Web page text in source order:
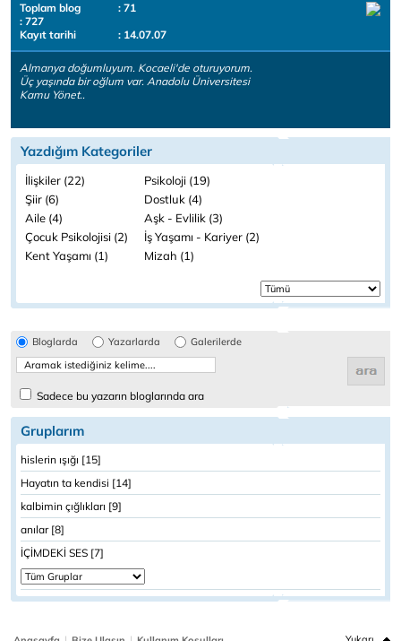
Toplam blog
: 71
: 727
Kayıt tarihi
: 14.07.07
Almanya doğumluyum. Kocaeli'de oturuyorum.
Üç yaşında bir oğlum var. Anadolu Üniversitesi
Kamu Yönet..
Yazdığım Kategoriler
İlişkiler (22)
Psikoloji (19)
Şiir (6)
Dostluk (4)
Aile (4)
Aşk - Evlilik (3)
Çocuk Psikolojisi (2)
İş Yaşamı - Kariyer (2)
Kent Yaşamı (1)
Mizah (1)
Bloglarda Yazarlarda Galerilerde
Sadece bu yazarın bloglarında ara
Gruplarım
hislerin ışığı [15]
Hayatın ta kendisi [14]
kalbimin çığlıkları [9]
anılar [8]
İÇİMDEKİ SES [7]